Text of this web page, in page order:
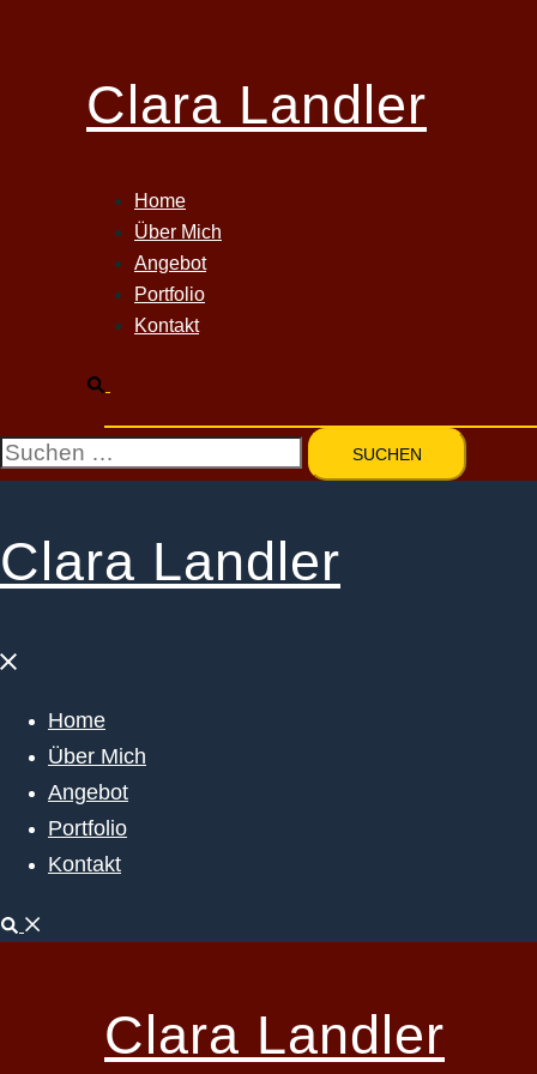
Clara Landler
Home
Über Mich
Angebot
Portfolio
Kontakt
Suche
Suchen
nach:
Clara Landler
Menü
Home
Über Mich
Angebot
Portfolio
Kontakt
Suche
Clara Landler